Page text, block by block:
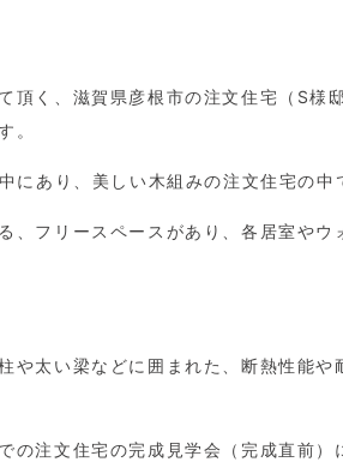
頂く、滋賀県彦根市の注文住宅（ S様
。
にあり、美しい木組みの注文住宅の
、フリースペースがあり、各居室や
や太い梁などに囲まれた、断熱性能
の注文住宅の完成見学会（完成直前）